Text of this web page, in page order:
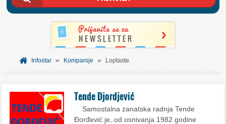
AKCIJE I KATALOZI
BESPLATNI VAUČERI
SVET INFORMACIJA
Infostar » Kompanije » Loptaste
Tende Djordjević
Samostalna zanatska radnja Tende
Đorđević je, od osnivanja 1982 godine